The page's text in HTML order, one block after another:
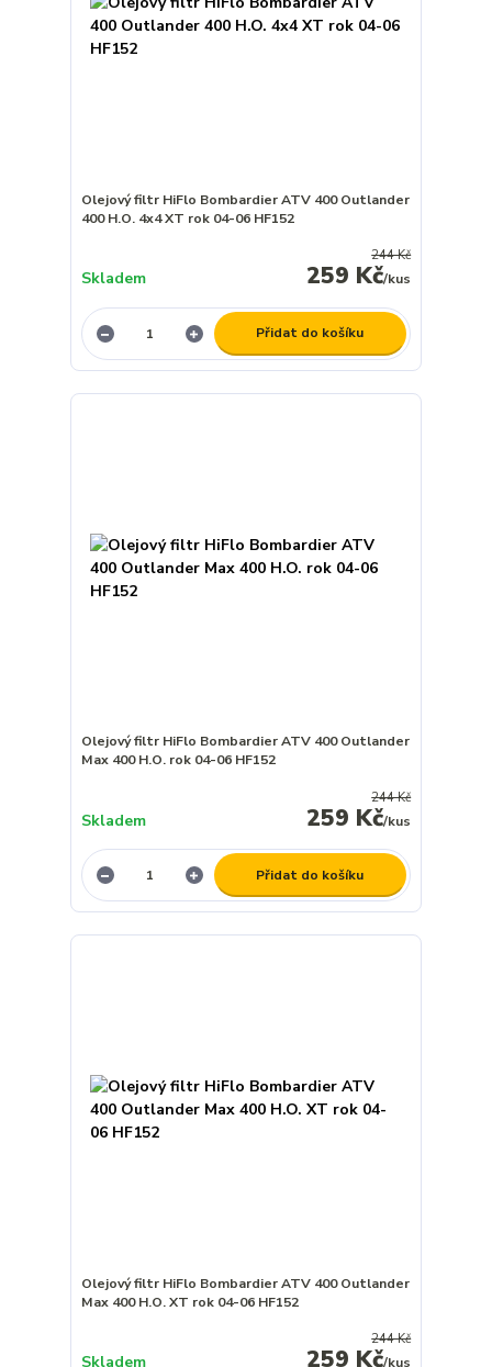
Olejový filtr HiFlo Bombardier ATV 400 Outlander
400 H.O. 4x4 XT rok 04-06 HF152
244 Kč
259 Kč/kus
Skladem
Přidat do košíku
Olejový filtr HiFlo Bombardier ATV 400 Outlander
Max 400 H.O. rok 04-06 HF152
244 Kč
259 Kč/kus
Skladem
Přidat do košíku
Olejový filtr HiFlo Bombardier ATV 400 Outlander
Max 400 H.O. XT rok 04-06 HF152
244 Kč
259 Kč/kus
Skladem